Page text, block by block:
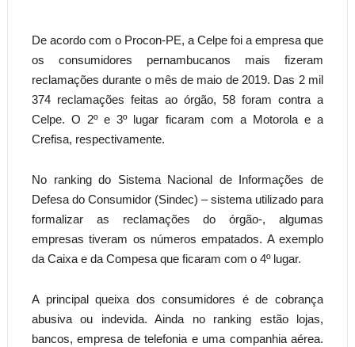
De acordo com o Procon-PE, a Celpe foi a empresa que
os consumidores pernambucanos mais fizeram
reclamações durante o mês de maio de 2019. Das 2 mil
374 reclamações feitas ao órgão, 58 foram contra a
Celpe. O 2º e 3º lugar ficaram com a Motorola e a
Crefisa, respectivamente.
No ranking do Sistema Nacional de Informações de
Defesa do Consumidor (Sindec) – sistema utilizado para
formalizar as reclamações do órgão-, algumas
empresas tiveram os números empatados. A exemplo
da Caixa e da Compesa que ficaram com o 4º lugar.
A principal queixa dos consumidores é de cobrança
abusiva ou indevida. Ainda no ranking estão lojas,
bancos, empresa de telefonia e uma companhia aérea.